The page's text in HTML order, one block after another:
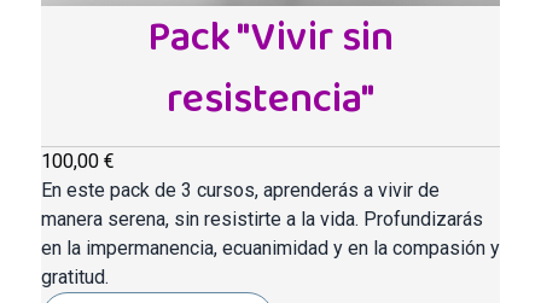
Pack "Vivir sin
resistencia"
100,00 €
En este pack de 3 cursos, aprenderás a vivir de
manera serena, sin resistirte a la vida. Profundizarás
en la impermanencia, ecuanimidad y en la compasión y
gratitud.